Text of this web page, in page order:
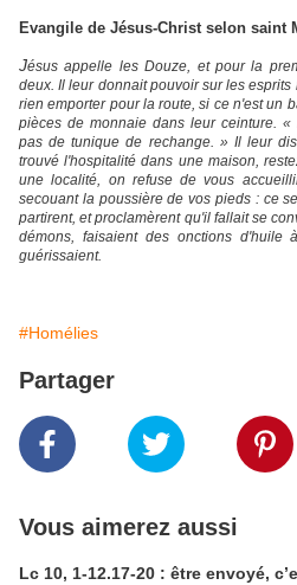
Evangile de Jésus-Christ selon saint
Jésus appelle les Douze, et pour la
deux. Il leur donnait pouvoir sur les
rien emporter pour la route, si ce n'est un
pièces de monnaie dans leur ceinture.
pas de tunique de rechange. » Il leur
trouvé l'hospitalité dans une maison,
une localité, on refuse de vous
secouant la poussière de vos pieds : ce
partirent, et proclamèrent qu'il fallait se
démons, faisaient des onctions d'huile
guérissaient.
#Homélies
Partager
Vous aimerez aussi
Lc 10, 1-12.17-20 : être envoyé,